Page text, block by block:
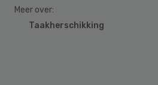
Meer over:
Taakherschikking